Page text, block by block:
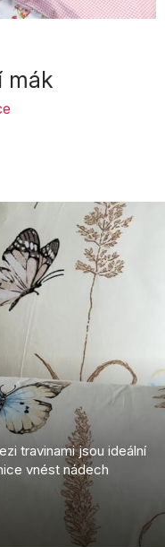
mák
travinami jsou ideální
vnést nádech